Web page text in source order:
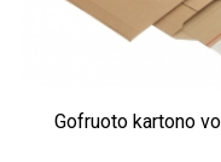
Gofruoto kartono